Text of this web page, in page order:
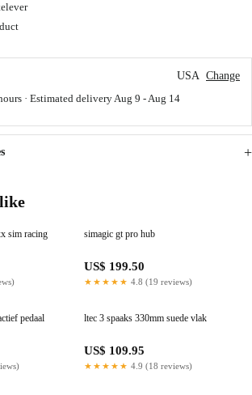
USA Change
· Estimated delivery Aug 9 - Aug 14
sim racing
simagic gt pro hub
US$ 199.50
★★★★★ 4.8 (19 reviews)
pedaal ltec 3 spaaks 330mm suede vlak
US$ 109.95
★★★★★ 4.9 (18 reviews)